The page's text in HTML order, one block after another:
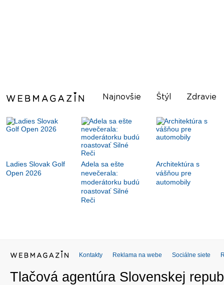
Najnovšie Štýl Zdravie
Ladies Slovak Golf
Open 2026
Adela sa ešte
nevečerala:
moderátorku budú
roastovať Silné
Reči
Architektúra s
vášňou pre
automobily
Kontakty Reklama na webe Sociálne siete
Tlačová agentúra Slovenskej